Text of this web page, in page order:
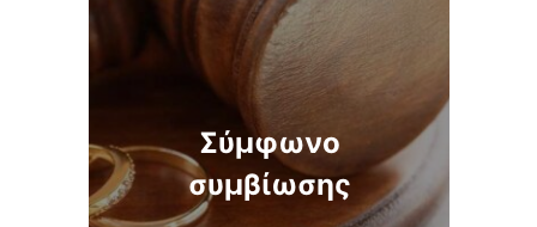
Σύμφωνο
συμβίωσης